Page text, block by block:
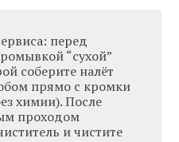
перед
“сухой”
соберите налёт
прямо с кромки
химии). После
проходом
и чистите